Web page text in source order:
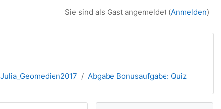
Sie sind als Gast angemeldet (Anmelden)
Abgabe Bonusaufgabe: Quiz